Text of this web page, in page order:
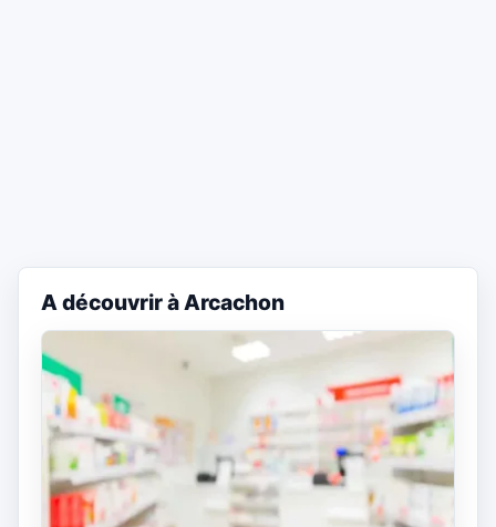
A découvrir à Arcachon